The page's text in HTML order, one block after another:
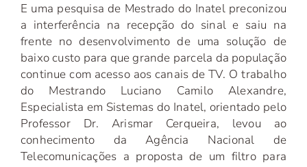
E uma pesquisa de Mestrado do Inatel preconizou
a interferência na recepção do sinal e saiu na
frente no desenvolvimento de uma solução de
baixo custo para que grande parcela da população
continue com acesso aos canais de TV. O trabalho
do Mestrando Luciano Camilo Alexandre,
Especialista em Sistemas do Inatel, orientado pelo
Professor Dr. Arismar Cerqueira, levou ao
conhecimento da Agência Nacional de
Telecomunicações a proposta de um filtro para